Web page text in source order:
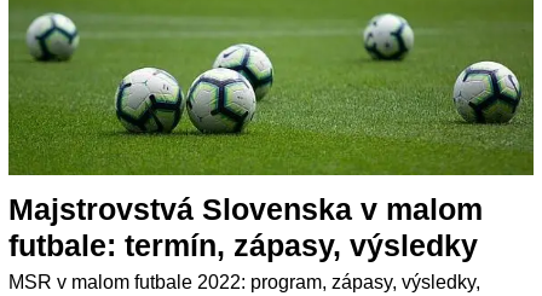
Majstrovstvá Slovenska v malom
futbale: termín, zápasy, výsledky
MSR v malom futbale 2022: program, zápasy, výsledky,